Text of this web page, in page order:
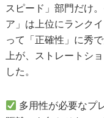
スピード」部門だけ
ア」は上位にランク
って「正確性」に秀
上が、ストレートシ
した。
多用性が必要なプ